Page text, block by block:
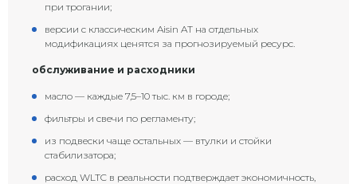
при трогании;
версии с классическим Aisin AT на отдельных
модификациях ценятся за прогнозируемый ресурс.
обслуживание и расходники
масло — каждые 7,5–10 тыс. км в городе;
фильтры и свечи по регламенту;
из подвески чаще остальных — втулки и стойки
стабилизатора;
расход WLTC в реальности подтверждает экономичность,